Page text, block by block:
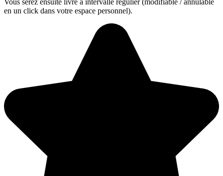
Vous serez ensuite livré à intervalle régulier (modifiable / annulable
en un click dans votre espace personnel).